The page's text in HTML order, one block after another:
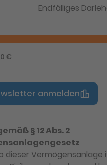
Endfälliges
€
anmelden
§ 12 Abs. 2
dieser Vermögensanlage